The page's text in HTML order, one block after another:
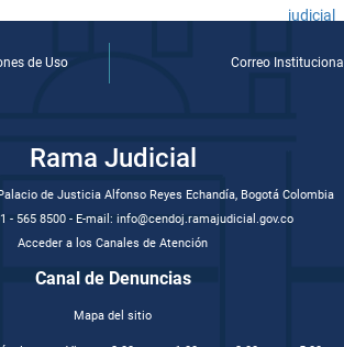
de Uso Correo Institucional
Rama Judicial
de Justicia Alfonso Reyes Echandía, Bogotá Colombia
- 565 8500 - E-mail: info@cendoj.ramajudicial.gov.co
Acceder a los Canales de Atención
Canal de Denuncias
Mapa del sitio